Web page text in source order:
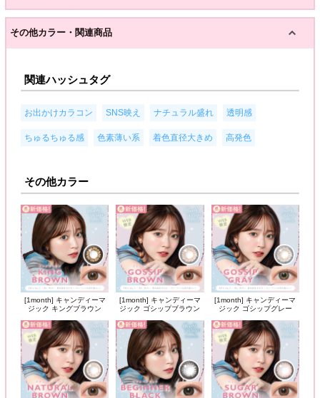
その他カラー・関連商品
関連ハッシュタグ
お出かけカラコン SNS映え ナチュラル盛れ 透明感
ちゅるちゅる感 色素薄い系 着色直径大きめ 高発色
その他カラー
[1month] キャンディーマ
ジック キングブラウン
[1month] キャンディーマ
ジック ゴシップブラウン
[1month] キャンディーマ
ジック ゴシップグレー